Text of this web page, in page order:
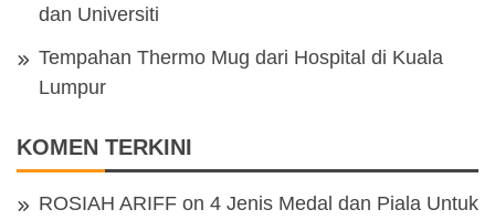
dan Universiti
Tempahan Thermo Mug dari Hospital di Kuala
Lumpur
KOMEN TERKINI
ROSIAH ARIFF on 4 Jenis Medal dan Piala Untuk